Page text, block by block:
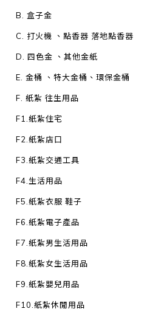
B. 盒子金
C. 打火機 、點香器 落地點香器
D. 四色金 、其他金紙
E. 金桶 、特大金桶、環保金桶
F. 紙紮 往生用品
F1.紙紮住宅
F2.紙紮店口
F3.紙紮交通工具
F4.生活用品
F5.紙紮衣服 鞋子
F6.紙紮電子產品
F7.紙紮男生活用品
F8.紙紮女生活用品
F9.紙紮嬰兒用品
F10.紙紮休閒用品